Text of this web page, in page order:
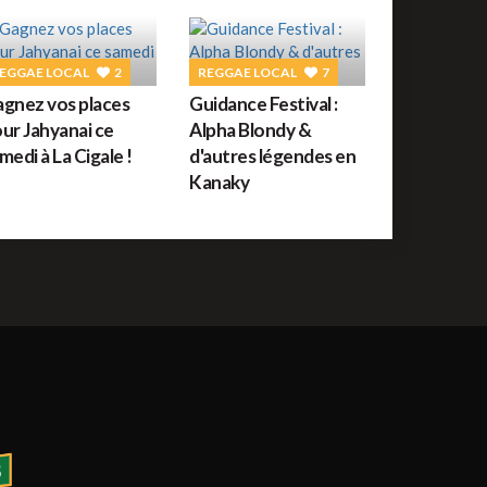
Morceau du jour : War de Bob Marley
LOCAL 2
vos places
Jahyanai ce
à La Cigale !
REGGAE LOCAL 7
Guidance Festival :
Alpha Blondy &
d'autres légendes en
Kanaky